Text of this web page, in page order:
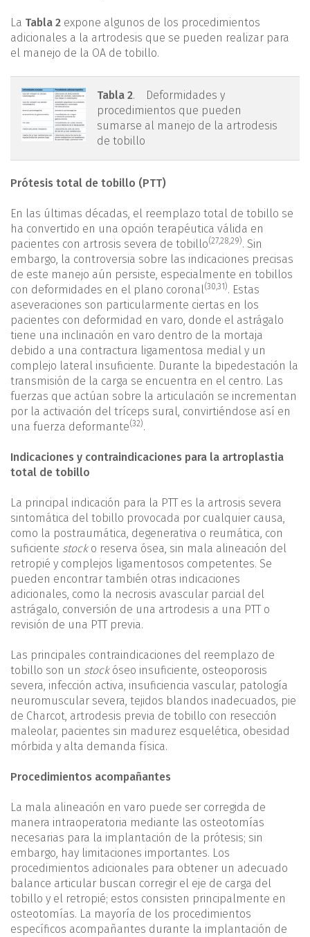
La Tabla 2 expone algunos de los procedimientos
adicionales a la artrodesis que se pueden realizar para
el manejo de la OA de tobillo.
tabla2.png
Tabla 2. Deformidades y
procedimientos que pueden
sumarse al manejo de la artrodesis
de tobillo
Prótesis total de tobillo (PTT)
En las últimas décadas, el reemplazo total de tobillo se
ha convertido en una opción terapéutica válida en
pacientes con artrosis severa de tobillo(27,28,29). Sin
embargo, la controversia sobre las indicaciones precisas
de este manejo aún persiste, especialmente en tobillos
con deformidades en el plano coronal(30,31 ). Estas
aseveraciones son particularmente ciertas en los
pacientes con deformidad en varo, donde el astrágalo
tiene una inclinación en varo dentro de la mortaja
debido a una contractura ligamentosa medial y un
complejo lateral insuficiente. Durante la bipedestación la
transmisión de la carga se encuentra en el centro. Las
fuerzas que actúan sobre la articulación se incrementan
por la activación del tríceps sural, convirtiéndose así en
una fuerza deformante(32).
Indicaciones y contraindicaciones para la artroplastia
total de tobillo
La principal indicación para la PTT es la artrosis severa
sintomática del tobillo provocada por cualquier causa,
como la postraumática, degenerativa o reumática, con
suficiente stocko reserva ósea, sin mala alineación del
retropié y complejos ligamentosos competentes. Se
pueden encontrar también otras indicaciones
adicionales, como la necrosis avascular parcial del
astrágalo, conversión de una artrodesis a una PTT o
revisión de una PTT previa.
Las principales contraindicaciones del reemplazo de
tobillo son un stockóseo insuficiente, osteoporosis
severa, infección activa, insuficiencia vascular, patología
neuromuscular severa, tejidos blandos inadecuados, pie
de Charcot, artrodesis previa de tobillo con resección
maleolar, pacientes sin madurez esquelética, obesidad
mórbida y alta demanda física.
Procedimientos acompañantes
La mala alineación en varo puede ser corregida de
manera intraoperatoria mediante las osteotomías
necesarias para la implantación de la prótesis; sin
embargo, hay limitaciones importantes. Los
procedimientos adicionales para obtener un adecuado
balance articular buscan corregir el eje de carga del
tobillo y el retropié; estos consisten principalmente en
osteotomías. La mayoría de los procedimientos
específicos acompañantes durante la implantación de